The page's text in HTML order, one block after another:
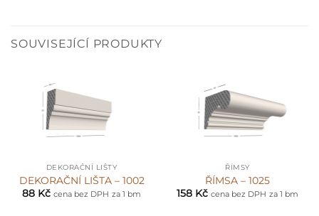
SOUVISEJÍCÍ PRODUKTY
DEKORAČNÍ LIŠTY
DEKORAČNÍ LIŠTA – 1002
88 Kč cena bez DPH za 1 bm
ŘÍMSY
ŘÍMSA – 1025
158 Kč cena bez DPH za 1 bm